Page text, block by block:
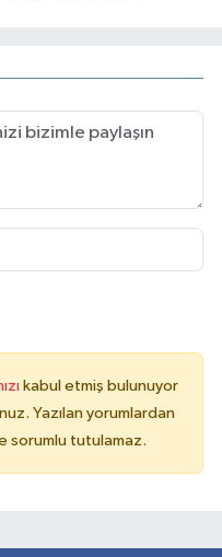
kabul etmiş bulunuyor
Yazılan yorumlardan
sorumlu tutulamaz.